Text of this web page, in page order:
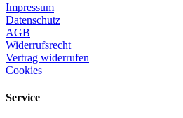
Impressum
Datenschutz
AGB
Widerrufsrecht
Vertrag widerrufen
Cookies
Service